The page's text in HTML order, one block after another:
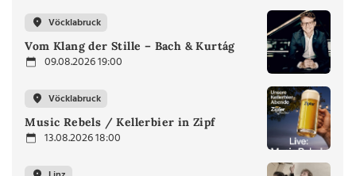
Vöcklabruck
Vom Klang der Stille – Bach & Kurtág
09.08.2026 19:00
Vöcklabruck
Music Rebels / Kellerbier in Zipf
13.08.2026 18:00